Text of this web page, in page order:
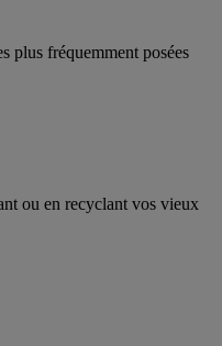
plus fréquemment posées
ou en recyclant vos vieux